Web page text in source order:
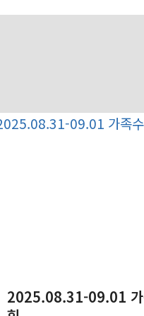
2025.08.31-09.01 가